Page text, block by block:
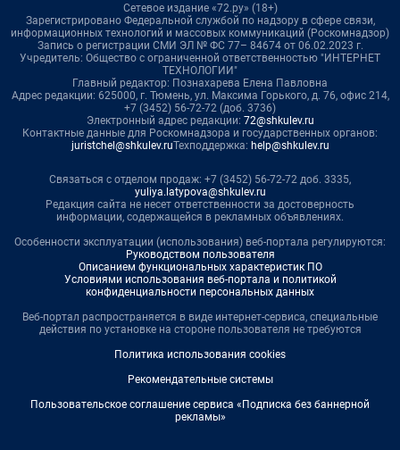
Сетевое издание «72.ру» (18+)
Зарегистрировано Федеральной службой по надзору в сфере связи,
информационных технологий и массовых коммуникаций (Роскомнадзор)
Запись о регистрации СМИ ЭЛ № ФС 77– 84674 от 06.02.2023 г.
Учредитель: Общество с ограниченной ответственностью "ИНТЕРНЕТ
ТЕХНОЛОГИИ"
Главный редактор: Познахарева Елена Павловна
Адрес редакции: 625000, г. Тюмень, ул. Максима Горького, д. 76, офис 214,
+7 (3452) 56-72-72 (доб. 3736)
Электронный адрес редакции: 72@shkulev.ru
Контактные данные для Роскомнадзора и государственных органов:
juristchel@shkulev.ruТехподдержка: help@shkulev.ru
Связаться с отделом продаж: +7 (3452) 56-72-72 доб. 3335,
yuliya.latypova@shkulev.ru
Редакция сайта не несет ответственности за достоверность
информации, содержащейся в рекламных объявлениях.
Особенности эксплуатации (использования) веб-портала регулируются:
Руководством пользователя
Описанием функциональных характеристик ПО
Условиями использования веб-портала и политикой
конфиденциальности персональных данных
Веб-портал распространяется в виде интернет-сервиса, специальные
действия по установке на стороне пользователя не требуются
Политика использования cookies
Рекомендательные системы
Пользовательское соглашение сервиса «Подписка без баннерной
рекламы»